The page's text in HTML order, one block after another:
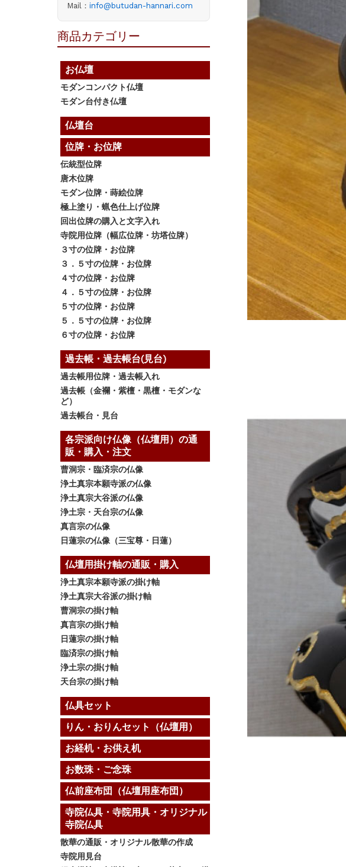
Mail： info@butudan-hannari.com
商品カテゴリー
お仏壇
モダンコンパクト仏壇
モダン台付き仏壇
仏壇台
位牌・お位牌
伝統型位牌
唐木位牌
モダン位牌・蒔絵位牌
極上塗り・蝋色仕上げ位牌
回出位牌の購入と文字入れ
寺院用位牌（幅広位牌・坊塔位牌）
３寸の位牌・お位牌
３．５寸の位牌・お位牌
４寸の位牌・お位牌
４．５寸の位牌・お位牌
５寸の位牌・お位牌
５．５寸の位牌・お位牌
６寸の位牌・お位牌
過去帳・過去帳台(見台)
過去帳用位牌・過去帳入れ
過去帳（金襴・紫檀・黒檀・モダンな
ど）
過去帳台・見台
各宗派向け仏像（仏壇用）の通
販・購入・注文
曹洞宗・臨済宗の仏像
浄土真宗本願寺派の仏像
浄土真宗大谷派の仏像
浄土宗・天台宗の仏像
真言宗の仏像
日蓮宗の仏像（三宝尊・日蓮）
仏壇用掛け軸の通販・購入
浄土真宗本願寺派の掛け軸
浄土真宗大谷派の掛け軸
曹洞宗の掛け軸
真言宗の掛け軸
日蓮宗の掛け軸
臨済宗の掛け軸
浄土宗の掛け軸
天台宗の掛け軸
仏具セット
りん・おりんセット（仏壇用）
お経机・お供え机
お数珠・ご念珠
仏前座布団（仏壇用座布団）
寺院仏具・寺院用具・オリジナル
寺院仏具
散華の通販・オリジナル散華の作成
寺院用見台